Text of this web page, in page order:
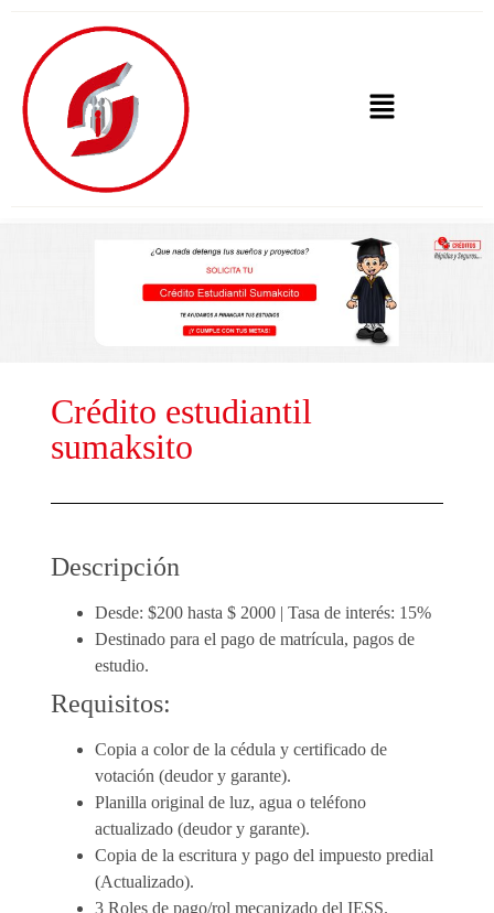
Crédito estudiantil
sumaksito
Descripción
Desde: $200 hasta $ 2000 | Tasa de interés: 15%
Destinado para el pago de matrícula, pagos de
estudio.
Requisitos:
Copia a color de la cédula y certificado de
votación (deudor y garante).
Planilla original de luz, agua o teléfono
actualizado (deudor y garante).
Copia de la escritura y pago del impuesto predial
(Actualizado).
3 Roles de pago/rol mecanizado del IESS.